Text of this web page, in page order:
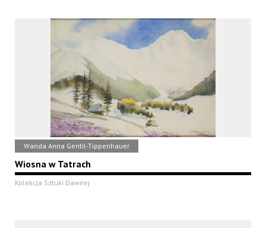
Wanda Anna Gentil-Tippenhauer
Wiosna w Tatrach
Kolekcja Sztuki Dawnej